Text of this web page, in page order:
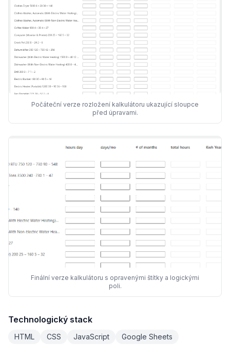
Počáteční verze rozložení kalkulátoru ukazující sloupce
před úpravami.
Finální verze kalkulátoru s opravenými štítky a logickými
poli.
Technologický stack
HTML CSS JavaScript Google Sheets